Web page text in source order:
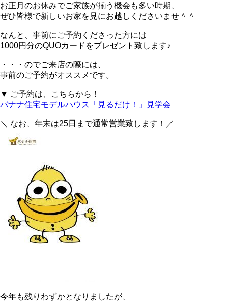
お正月のお休みでご家族が揃う機会も多い時期、
ぜひ皆様で新しいお家を見にお越しくださいませ＾＾
なんと、事前にご予約くださった方には
1000円分のQUOカードをプレゼント致します♪
・・・のでご来店の際には、
事前のご予約がオススメです。
▼ ご予約は、こちらから！
バナナ住宅モデルハウス「見るだけ！」見学会
＼ なお、年末は25日まで通常営業致します！／
今年も残りわずかとなりましたが、